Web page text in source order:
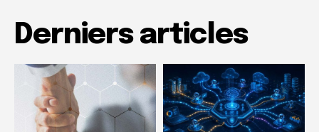
Derniers articles